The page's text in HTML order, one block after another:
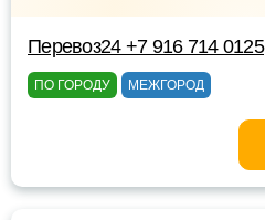
Перевоз24 +7 916 714 0125
ПО ГОРОДУ МЕЖГОРОД